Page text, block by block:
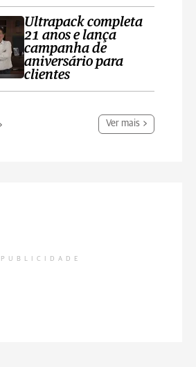
Ultrapack completa
21 anos e lança
campanha de
aniversário para
clientes
Ver mais
PUBLICIDADE